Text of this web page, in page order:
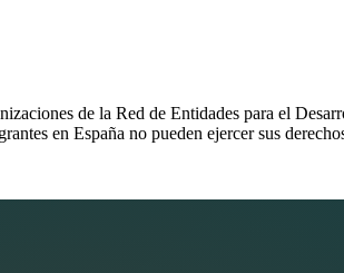
de la Red de Entidades para el
en España no pueden ejercer sus